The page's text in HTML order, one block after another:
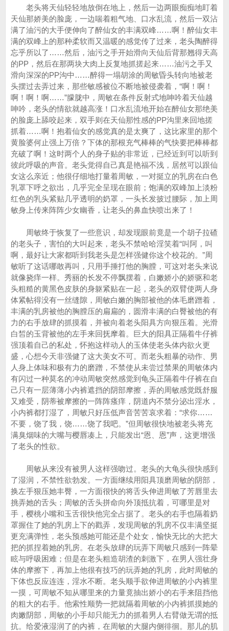
老头将天仙轻轻地放倒在地上，然后一边两眼痴痴地盯着
天仙那娇美的脸庞，一边喘着粗气地、口水乱流，然后一双沾
满了油污的大手便伸向了醉仙女的丰满双峰……啊！醉仙女丰
满的双峰上的那种柔软而又温暖的感觉传了过来，老头陶醉得
忘乎所以了……然后，油污之手开始滑向天仙后背那翘得天高
的PP，然后在那两块大肉上反复地抓搓起来……油污之手又
滑向深深的PP沟中……醉得一塌胡涂的周敏昏头转向地被老
头摆过去弄过来，那些敏感被位不断地被侵袭着，“啊！啊！
啊！啊！啊……”朦胧中，周敏在条件反射式地呻吟着天仙越
呻吟，老头的情欲就越高涨！口水乱流地开始在醉仙女那绝美
的脸庞上舔咬起来，双手则在天仙那性感的PP沟里来回地搓
抓着……啊！抱着仙女的感觉真的是太爽了，这比家里的那个
黄脸婆何止强上万倍？下体的那根充气棒棒的气快要把棒棒都
充破了啊！这时两个人的身子贴的非常近，已经近到可以听到
彼此呼吸的声音。老头觉得自己真是艳福不浅，居然可以跟仙
女这么亲近；他很仔细地打量着周敏，一对挺立的乳房在白色
乳罩下呼之欲出，几乎完全呈现在眼前；饱满的双峰加上淡粉
红色的乳头紧贴几乎透明的奶罩，一头长发披过腰际，加上周
敏身上传来阵阵少女幽香，让老头的鼻血快喷出来了！
周敏终于恢复了一些意识，却发现眼前竟是一个胡子拉碴
的老头子，害怕的大叫起来，老头不禁哈哈淫笑着“叫阿，叫
啊，最好让大家都听到我老头是怎样强健你这个校花的。”周
敏听了这话哪敢再叫，只用手捶打他的胸膛，可这对老头来说
就像挠痒一样。秀丽的长发不停飘摆着，白嫩娇小的娇驱和老
头粗糙的黄黑色皮肤的身躯紧贴在一起，老头的双臂使两人身
体紧帖得没有一丝缝隙，周敏白嫩的胸部被他的体毛磨蹭着，
丰满的乳房被他的胸膛压的扁扁的，圆滑丰满的白臀被他的有
力的右手放肆的抓摸着，并被向着老头阳具方向狠压着。光滑
白皙的玉背被他的左手来回抚摩着。巨大的阳具正隔着牛仔裤
强顶着自己的私处，怀抱这样动人的玉体使老头体内欲火更
盛，心想今天非强健了这大美女不可。而老头粗暴的动作、男
人身上体味和极有力的磨蹭，不禁使从未尝过禁果的周敏体内
有闪过一种莫名的冲动周敏突然感觉到龟头正隔着牛仔裤在自
己只有一层薄薄小内裤遮挡的阴部摩擦，弄的周敏感觉既舒服
又难受，阴蒂被摩擦的一阵阵瘙痒，阴道内不禁分泌出淫水，
小内裤都打湿了，周敏只好压低声音苦苦哀求着：“求你……
不要，饶了我，饶……饶了我吧。”但周敏很快地被老头将充
满臭烟味的大嘴与樱唇凑上，只能发出“恩、恩”声，这更增强
了老头的性欲。
周敏从来没有被男人这样强吻过。老头的大龟头很快感到
了湿润，不禁性欲勃发。一方面继续用阳具顶磨周敏的阴部，
换左手狠压她丰臀，一方面很快的将舌头伸进周敏了芳唇里去
挑弄她的舌头；周敏的舌头拼命向外顶抵抗着，可哪里是对
手，樱桃小嘴和玉舌很快他完全占据了。老头的右手也隔着奶
罩握住了她的乳房上下的戳弄，发现周敏的乳房不仅丰满坚挺
更充满弹性，老头预感她可能还是个处女，愉快无比的大把大
把的抓捏着她的乳房。在老头放肆的玩弄下周敏只感到一阵晕
眩与呼吸困难；但是在老头粗造胡渣的刺激下，在男人强壮身
体的摩擦下，再加上他很有技巧的玩弄她的乳房，此时周敏的
下体也反应连连，淫水不断。老头顺手欲伸进周敏的小内裤里
一摸，可周敏不知从哪里来的力量竟抽出娇小的右手来阻挡他
的粗大的右手。他索性顺势一把就隔着周敏的小内裤抓摸她的
肉嫩阴部，周敏的小手却只能无力的抓着男人右臂做无谓的抵
抗。给爱液湿润了的内裤，在周敏的大腿内侧徘徊。那儿的肌